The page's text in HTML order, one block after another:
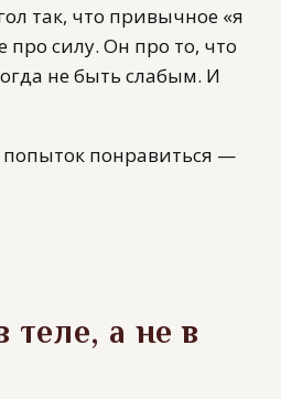
так, что привычное «я
про силу. Он про то, что
не быть слабым. И
попыток понравиться —
а не в